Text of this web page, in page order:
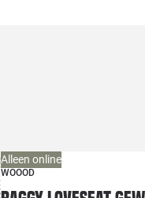
Alleen online
WOOOD